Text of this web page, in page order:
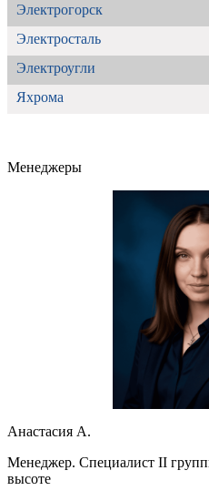
Электрогорск
Электросталь
Электроугли
Яхрома
Менеджеры
Анастасия А.
Менеджер. Специалист II
высоте